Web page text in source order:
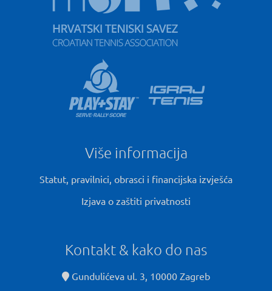
Više informacija
Statut, pravilnici, obrasci i financijska izvješća
Izjava o zaštiti privatnosti
Kontakt & kako do nas
Gundulićeva ul. 3, 10000 Zagreb